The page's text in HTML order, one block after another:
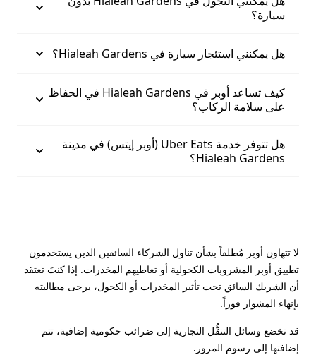
سيارة؟
هل يمكنني استئجار سيارة في Hialeah Gardens؟
كيف تساعد أوبر في Hialeah Gardens في الحفاظ
على سلامة الركاب؟
هل تتوفر خدمة Uber Eats (أوبر إيتس) في مدينة
Hialeah Gardens؟
لا تتهاون أوبر مُطلقاً بشأن تناول الشركاء السائقين الذين يستخدمون
تطبيق أوبر المشروبات الكحولية أو تعاطيهم المخدرات. إذا كنتَ تعتقد
أن الشريك السائق تحت تأثير المخدرات أو الكحول، يرجى مطالبته
بإنهاء المشوار فوراً.
قد تخضع وسائل التنقُّل التجارية إلى ضرائب حكومية إضافية، تتم
إضافتها إلى رسوم المرور.